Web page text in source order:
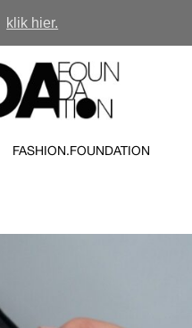
klik hier.
FASHION.FOUNDATION